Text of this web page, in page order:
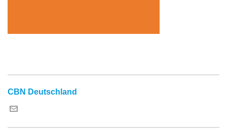
CBN Deutschland